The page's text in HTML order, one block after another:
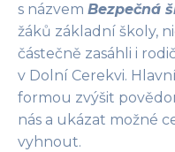
s názvem Bezpečná
žáků základní školy,
částečně zasáhli i
v Dolní Cerekvi.
formou zvýšit
nás a ukázat možné
vyhnout.